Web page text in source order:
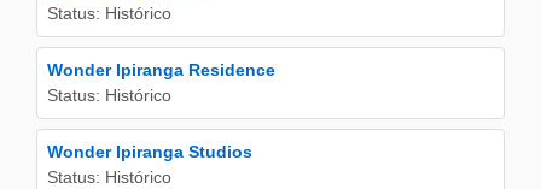
Status: Histórico
Wonder Ipiranga Residence
Status: Histórico
Wonder Ipiranga Studios
Status: Histórico